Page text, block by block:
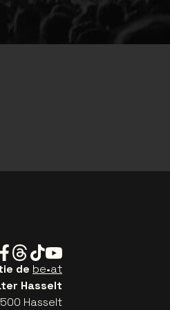
Threads
TiktokYoutube
de be•at
Hasselt
Hasselt